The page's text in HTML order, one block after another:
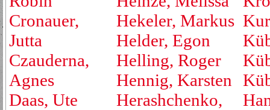
Cronauer,
Jutta
Czauderna,
Agnes
Daas, Ute
Hekeler, Markus
Helder, Egon
Helling, Roger
Hennig, Karsten
Herashchenko,